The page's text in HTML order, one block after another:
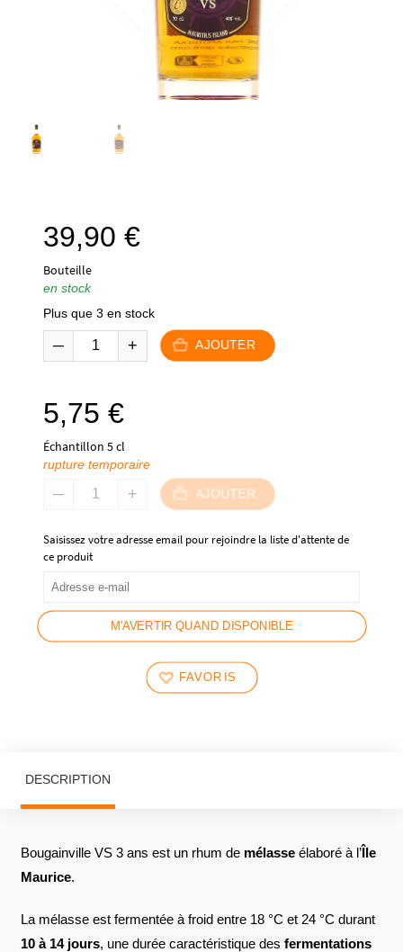
39,90 €
Bouteille
en stock
Plus que 3 en stock
AJOUTER
5,75 €
Échantillon 5 cl
rupture temporaire
AJOUTER
Saisissez votre adresse email pour rejoindre la liste d'attente de
ce produit
M'AVERTIR QUAND DISPONIBLE
FAVORIS
DESCRIPTION
Bougainville VS 3 ans est un rhum de mélasseélaboré à l’Île
Maurice.
La mélasse est fermentée à froid entre 18 °C et 24 °C durant
10 à 14 jours, une durée caractéristique des fermentations